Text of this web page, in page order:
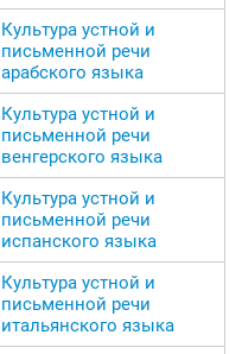
Культура устной и
письменной речи
арабского языка
Культура устной и
письменной речи
венгерского языка
Культура устной и
письменной речи
испанского языка
Культура устной и
письменной речи
итальянского языка